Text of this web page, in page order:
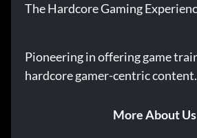
The Hardcore Gaming
Pioneering in offering game
hardcore gamer-centric content.
More About Us